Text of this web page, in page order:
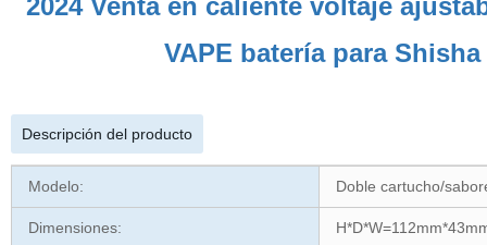
2024 Venta en caliente voltaje
VAPE batería para
Descripción del producto
Modelo: Doble cartucho/
Dimensiones: